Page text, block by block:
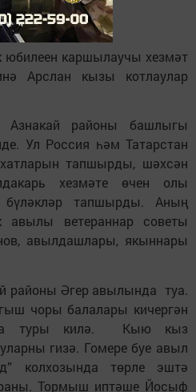
юбилеен каршылаучы хезмәт
Арслан кызы котлаулар
Азнакай районы башлыгы
Ул Россия һәм Татарстан
хатларын тапшырды, шәхсән
хезмәте өчен олы
бүләкләр тапшырды. Аның
ветераннар советы
авылдашлары, якыннары
районы Әгер авылында туа.
чоры балалары кичергән
туры килә. Кыю кыз
гизә. Гомере буе авыл
колхозында төрле эштә
Тормыш иптәше Йосыф